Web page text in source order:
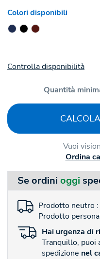
Colori disponibili
Controlla disponibilità
Quantità
Vuoi
Ordina
Se ordini oggi
Prodotto neutro :
Prodotto
Hai urgenza di
Tranquillo, puoi
spedizione nel